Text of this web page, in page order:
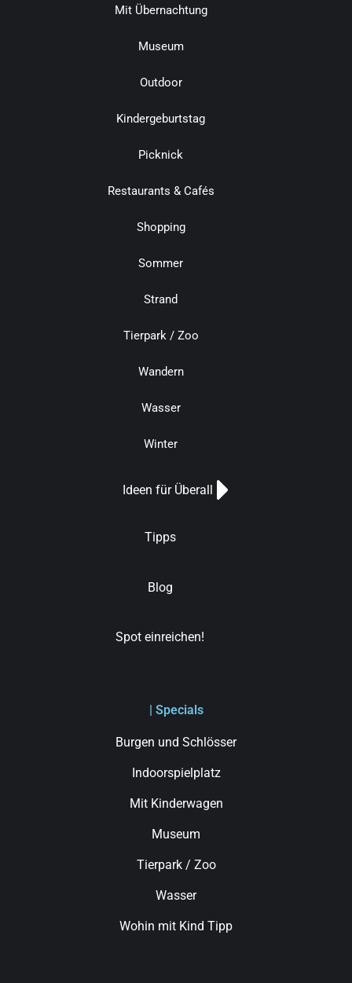
Mit Übernachtung
Museum
Outdoor
Kindergeburtstag
Picknick
Restaurants & Cafés
Shopping
Sommer
Strand
Tierpark / Zoo
Wandern
Wasser
Winter
Ideen für Überall
Tipps
Blog
Spot einreichen!
| Specials
Burgen und Schlösser
Indoorspielplatz
Mit Kinderwagen
Museum
Tierpark / Zoo
Wasser
Wohin mit Kind Tipp